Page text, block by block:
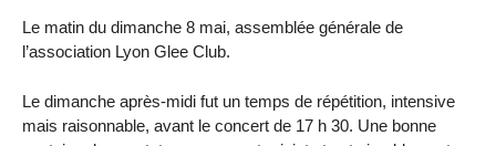
Le matin du dimanche 8 mai, assemblée générale de
l’association Lyon Glee Club.
Le dimanche après-midi fut un temps de répétition, intensive
mais raisonnable, avant le concert de 17 h 30. Une bonne